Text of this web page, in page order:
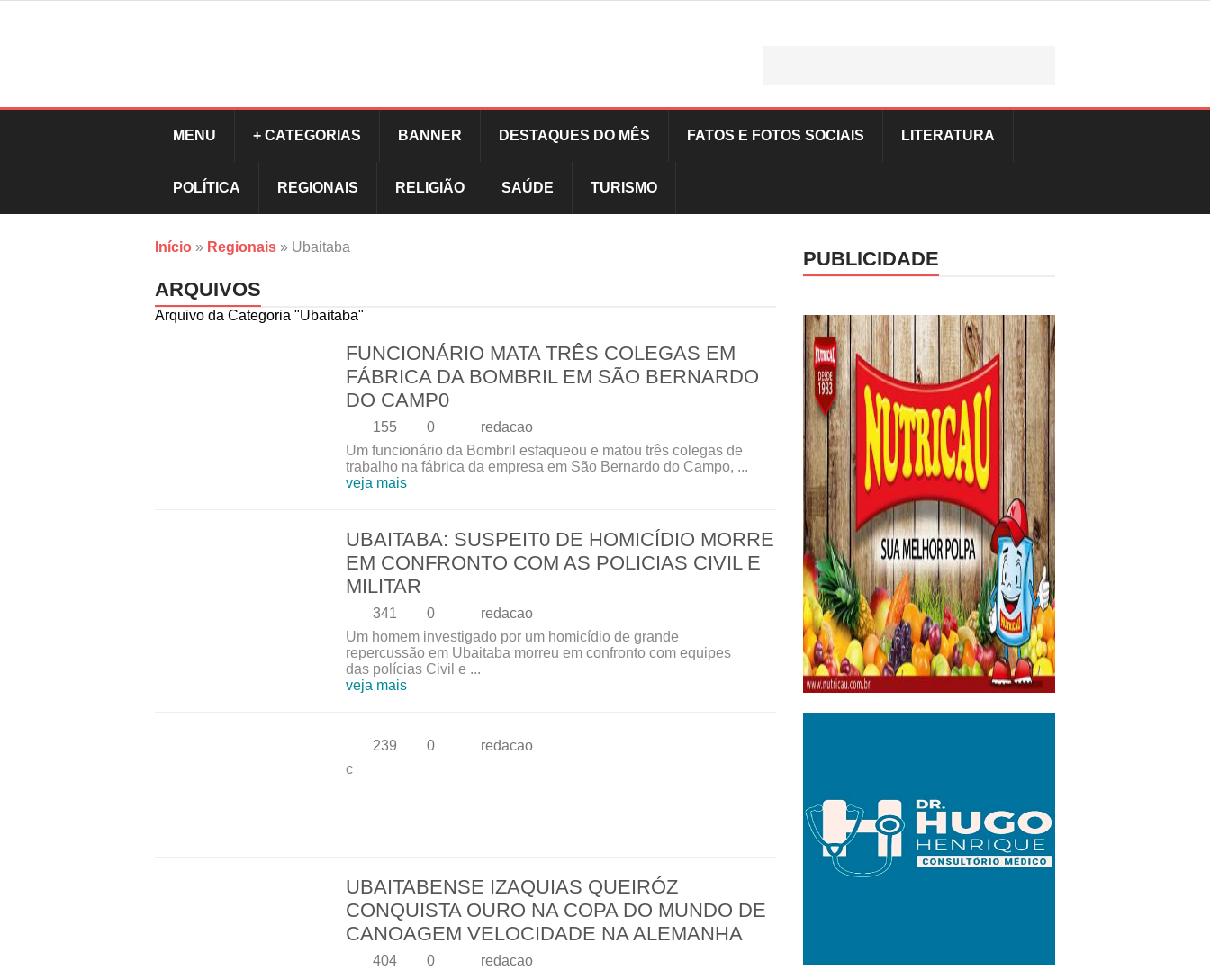
MENU + CATEGORIAS BANNER DESTAQUES DO MÊS FATOS E FOTOS SOCIAIS LITERATURA
POLÍTICA REGIONAIS RELIGIÃO SAÚDE TURISMO
Início » Regionais » Ubaitaba
ARQUIVOS
Arquivo da Categoria "Ubaitaba"
FUNCIONÁRIO MATA TRÊS COLEGAS EM
FÁBRICA DA BOMBRIL EM SÃO BERNARDO
DO CAMP0
155 0
redacao
Um funcionário da Bombril esfaqueou e matou três colegas de
trabalho na fábrica da empresa em São Bernardo do Campo, ...
veja mais
UBAITABA: SUSPEIT0 DE HOMICÍDIO MORRE
EM CONFRONTO COM AS POLICIAS CIVIL E
MILITAR
341 0
redacao
Um homem investigado por um homicídio de grande
repercussão em Ubaitaba morreu em confronto com equipes
das polícias Civil e ...
veja mais
239 0
redacao
c
UBAITABENSE IZAQUIAS QUEIRÓZ
CONQUISTA OURO NA COPA DO MUNDO DE
CANOAGEM VELOCIDADE NA ALEMANHA
404 0
redacao
PUBLICIDADE